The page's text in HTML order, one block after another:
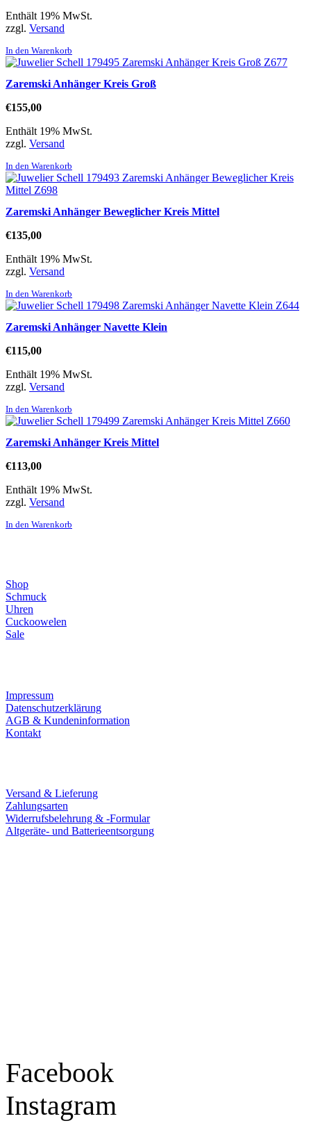
Enthält 19% MwSt.
zzgl. Versand
In den Warenkorb
Zaremski Anhänger Kreis Groß
€155,00
Enthält 19% MwSt.
zzgl. Versand
In den Warenkorb
Zaremski Anhänger Beweglicher Kreis Mittel
€135,00
Enthält 19% MwSt.
zzgl. Versand
In den Warenkorb
Zaremski Anhänger Navette Klein
€115,00
Enthält 19% MwSt.
zzgl. Versand
In den Warenkorb
Zaremski Anhänger Kreis Mittel
€113,00
Enthält 19% MwSt.
zzgl. Versand
In den Warenkorb
Shop
Schmuck
Uhren
Cuckoowelen
Sale
Impressum
Datenschutzerklärung
AGB & Kundeninformation
Kontakt
Versand & Lieferung
Zahlungsarten
Widerrufsbelehrung & -Formular
Altgeräte- und Batterieentsorgung
Facebook
Instagram